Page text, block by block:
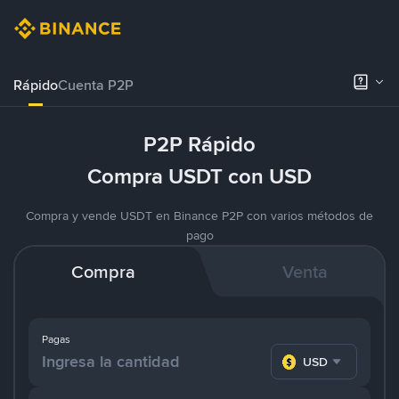
RápidoCuenta P2P
P2P Rápido
Compra USDT con USD
Compra y vende USDT en Binance P2P con varios métodos de
pago
Compra Venta
Pagas
USD